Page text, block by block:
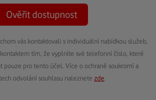
Ověřit dostupnost
vás kontaktovali s individuální nabídkou služeb,
tím, že vyplníte své telefonní číslo, které
pouze pro tento účel. Více o ochraně soukromí a
odvolání souhlasu naleznete zde